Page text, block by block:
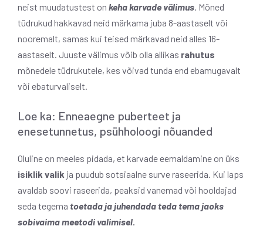
neist muudatustest on keha karvade välimus . Mõned
tüdrukud hakkavad neid märkama juba 8-aastaselt või
nooremalt, samas kui teised märkavad neid alles 16-
aastaselt. Juuste välimus võib olla allikas rahutus
mõnedele tüdrukutele, kes võivad tunda end ebamugavalt
või ebaturvaliselt.
Loe ka: Enneaegne puberteet ja
enesetunnetus, psühholoogi nõuanded
Oluline on meeles pidada, et karvade eemaldamine on üks
isiklik valik ja puudub sotsiaalne surve raseerida. Kui laps
avaldab soovi raseerida, peaksid vanemad või hooldajad
seda tegema toetada ja juhendada teda tema jaoks
sobivaima meetodi valimisel.